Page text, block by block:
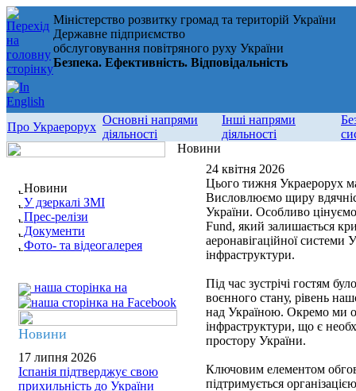
Міністерство розвитку громад та територій України
Державне підприємство
обслуговування повітряного руху України
Безпека. Ефективність. Відповідальність
Про Украерорух
Основні напрями
діяльності
Інші напрями
діяльності
Новини
У дзеркалі ЗМІ
Прес-релізи
Документи
Фото- та відеогалерея
наша сторінка на
Новини
17 липня 2026
Іспанія підтверджує свою
прихильність до України
Новини
24 квітня 2026
Цього тижня Украерорух
Висловлюємо щиру
України. Особливо
Fund, який залишається
аеронавігаційної системи
інфраструктури.
Під час зустрічі гостям
воєнного стану, рівень
над Україною. Окремо ми
інфраструктури, що є
простору України.
Ключовим елементом
підтримується